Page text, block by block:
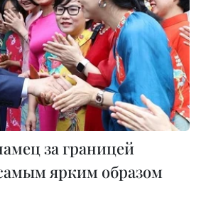
за границей
ярким образом